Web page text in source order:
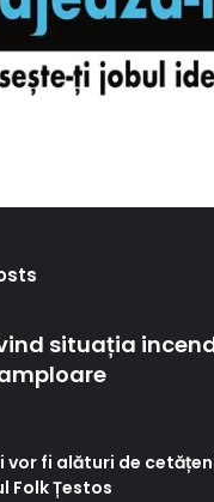
situația
fi alături de
Folk Țestos